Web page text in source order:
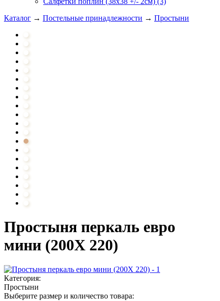
Каталог → Постельные принадлежности → Простыни
Простыня перкаль евро
мини (200Х 220)
Категория:
Простыни
Выберите размер и количество товара: